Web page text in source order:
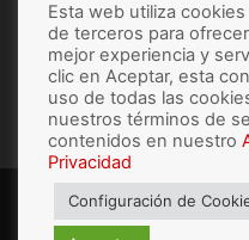
México Mundo
Esta web utiliza
de terceros para
mejor experiencia y
clic en Aceptar, esta
uso de todas las
nuestros términos de
contenidos en nuestro
Privacidad
Configuración de